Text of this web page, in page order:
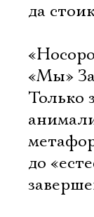
да
«Мы»
Только
до